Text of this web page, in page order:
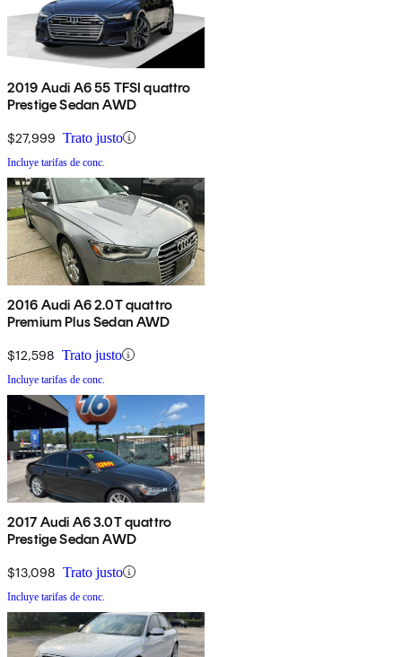
2019 Audi A6 55 TFSI quattro
Prestige Sedan AWD
$27,999 Trato justo
Incluye tarifas de conc.
2016 Audi A6 2.0T quattro
Premium Plus Sedan AWD
$12,598 Trato justo
Incluye tarifas de conc.
2017 Audi A6 3.0T quattro
Prestige Sedan AWD
$13,098 Trato justo
Incluye tarifas de conc.